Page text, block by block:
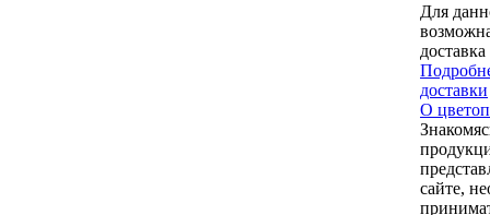
Для
доставка
доставки
О
сайте,